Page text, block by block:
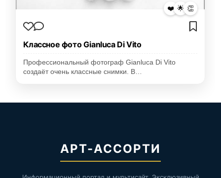
❤️ 🌟 👏
Классное фото Gianluca Di Vito
Профессиональный фотограф Gianluca Di Vito
создаёт очень классные снимки. В…
АРТ-АССОРТИ